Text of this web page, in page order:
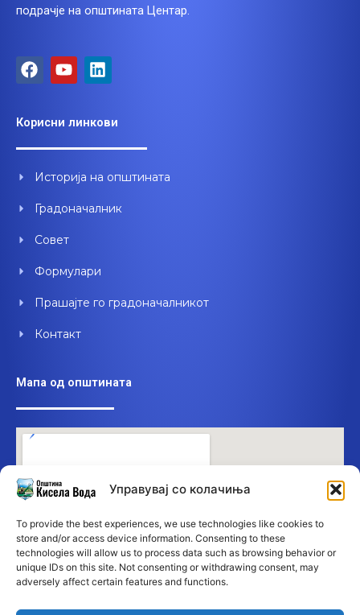
Управувај со колачиња
To provide the best experiences, we use technologies like cookies to
store and/or access device information. Consenting to these
technologies will allow us to process data such as browsing behavior or
unique IDs on this site. Not consenting or withdrawing consent, may
adversely affect certain features and functions.
подрачје на општината Центар.
F
a
e
b
o
k
Y
o
t
u
b
L
i
k
e
d
n
Корисни линкови
Историја на општината
Градоначалник
Совет
Формулари
Прашајте го градоначалникот
Контакт
Мапа од општината